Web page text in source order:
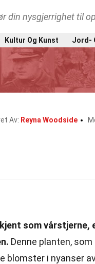
din nysgjerrighet til
Kultur Og Kunst Jord-
Av: Reyna Woodside
som
Denne planten,
blomster i nyanser